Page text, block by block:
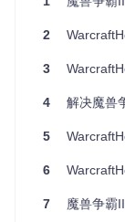
动态平衡游戏
卡过载和画面
老汽车安装智
3. 系统接口转换
解决兼容性问
模块
2
3
4 解决魔兽争霸
5
6
7 魔兽争霸